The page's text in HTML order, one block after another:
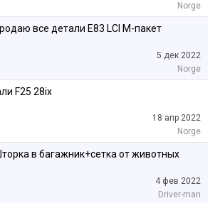
Norge
все детали E83 LCI M-пакет
5 дек 2022
Norge
F25 28ix
18 апр 2022
Norge
в багажник+сетка от животных
4 фев 2022
Driver-man